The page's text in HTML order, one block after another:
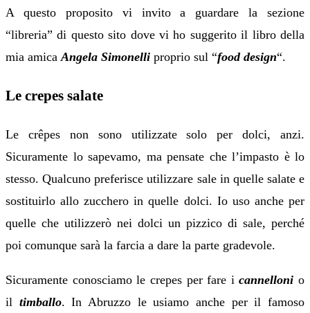
A questo proposito vi invito a guardare la sezione
“libreria” di questo sito dove vi ho suggerito il libro della
mia amicaAngela Simonelli proprio sul “food design“.
Le crepes salate
Le crêpes non sono utilizzate solo per dolci, anzi.
Sicuramente lo sapevamo, ma pensate che l’impasto è lo
stesso. Qualcuno preferisce utilizzare sale in quelle salate e
sostituirlo allo zucchero in quelle dolci. Io uso anche per
quelle che utilizzerò nei dolci un pizzico di sale, perché
poi comunque sarà la farcia a dare la parte gradevole.
Sicuramente conosciamo le crepes per fare icannelloni o
il timballo. In Abruzzo le usiamo anche per il famoso